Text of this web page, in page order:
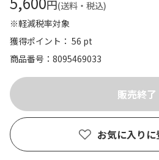
円(送料・税込)
※軽減税率対象
獲得ポイント： 56 pt
商品番号
8095469033
お気に入りに